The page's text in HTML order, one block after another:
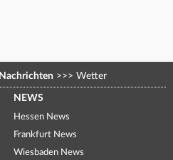
Nachrichten >>> Wetter
NEWS
Hessen News
Frankfurt News
Wiesbaden News